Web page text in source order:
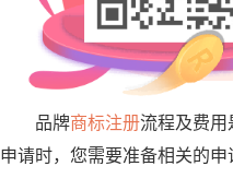
品牌商标注册流程及费用
申请时，您需要准备相关的